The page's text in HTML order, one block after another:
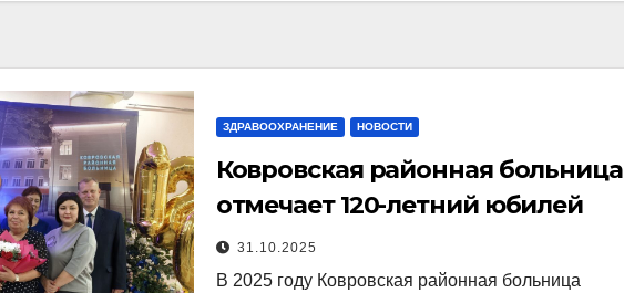
ЗДРАВООХРАНЕНИЕ НОВОСТИ
Ковровская районная больница
отмечает 120-летний юбилей
31.10.2025
В 2025 году Ковровская районная больница